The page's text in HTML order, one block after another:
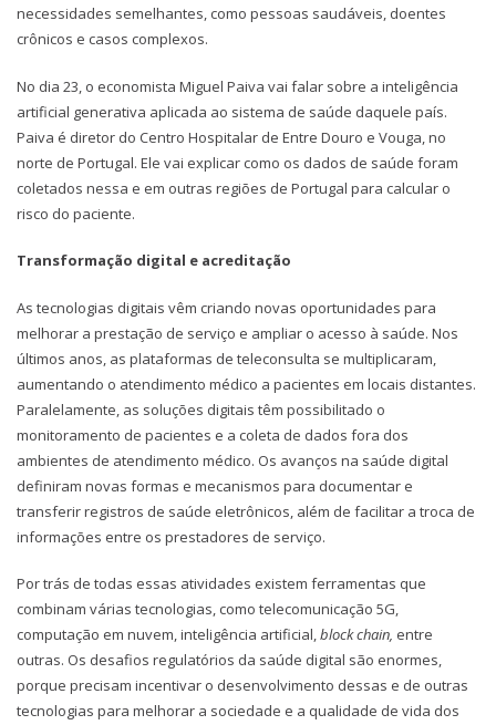
necessidades semelhantes, como pessoas saudáveis, doentes
crônicos e casos complexos.
No dia 23, o economista Miguel Paiva vai falar sobre a inteligência
artificial generativa aplicada ao sistema de saúde daquele país.
Paiva é diretor do Centro Hospitalar de Entre Douro e Vouga, no
norte de Portugal. Ele vai explicar como os dados de saúde foram
coletados nessa e em outras regiões de Portugal para calcular o
risco do paciente.
Transformação digital e acreditação
As tecnologias digitais vêm criando novas oportunidades para
melhorar a prestação de serviço e ampliar o acesso à saúde. Nos
últimos anos, as plataformas de teleconsulta se multiplicaram,
aumentando o atendimento médico a pacientes em locais distantes.
Paralelamente, as soluções digitais têm possibilitado o
monitoramento de pacientes e a coleta de dados fora dos
ambientes de atendimento médico. Os avanços na saúde digital
definiram novas formas e mecanismos para documentar e
transferir registros de saúde eletrônicos, além de facilitar a troca de
informações entre os prestadores de serviço.
Por trás de todas essas atividades existem ferramentas que
combinam várias tecnologias, como telecomunicação 5G,
computação em nuvem, inteligência artificial,block chain, entre
outras. Os desafios regulatórios da saúde digital são enormes,
porque precisam incentivar o desenvolvimento dessas e de outras
tecnologias para melhorar a sociedade e a qualidade de vida dos